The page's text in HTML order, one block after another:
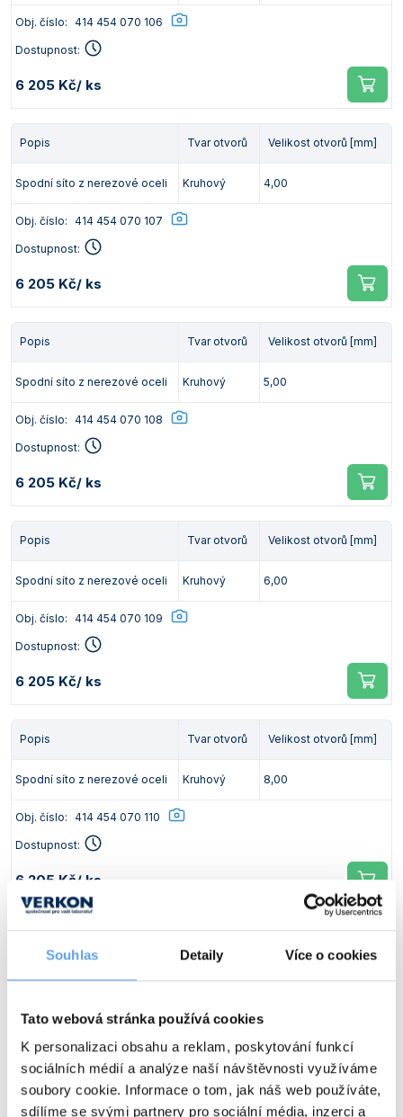
Souhlas Detaily Více o cookies
Tato webová stránka používá cookies
K personalizaci obsahu a reklam, poskytování funkcí
sociálních médií a analýze naší návštěvnosti využíváme
soubory cookie. Informace o tom, jak náš web používáte,
sdílíme se svými partnery pro sociální média, inzerci a
Obj. číslo: 414 454 070 106
Dostupnost:
6 205 Kč/ ks
Popis Tvar otvorů Velikost otvorů [mm]
Spodní síto z nerezové oceli Kruhový 4,00
Obj. číslo: 414 454 070 107
Dostupnost:
6 205 Kč/ ks
Popis Tvar otvorů Velikost otvorů [mm]
Spodní síto z nerezové oceli Kruhový 5,00
Obj. číslo: 414 454 070 108
Dostupnost:
6 205 Kč/ ks
Popis Tvar otvorů Velikost otvorů [mm]
Spodní síto z nerezové oceli Kruhový 6,00
Obj. číslo: 414 454 070 109
Dostupnost:
6 205 Kč/ ks
Popis Tvar otvorů Velikost otvorů [mm]
Spodní síto z nerezové oceli Kruhový 8,00
Obj. číslo: 414 454 070 110
Dostupnost:
6 205 Kč/ ks
Spodní síto z nerezové oceli Kruhový 10,00
Obj. číslo: 414 454 070 111
Dostupnost:
6 205 Kč/ ks